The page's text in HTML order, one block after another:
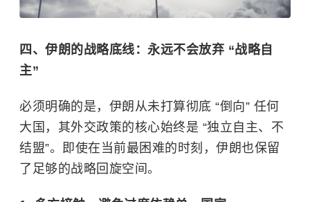
四、伊朗的战略底线：永远不会放弃 “战略自
主”
必须明确的是，伊朗从未打算彻底 “倒向” 任何
大国，其外交政策的核心始终是 “独立自主、不
结盟”。即使在当前最困难的时刻，伊朗也保留
了足够的战略回旋空间。